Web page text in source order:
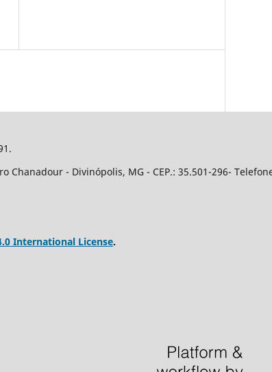
Chanadour - Divinópolis, MG - CEP.: 35.501-296-
International License.